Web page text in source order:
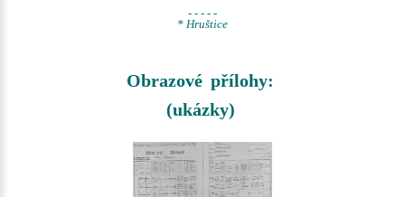
- - - - -
* Hruštice
Obrazové přílohy:
(ukázky)